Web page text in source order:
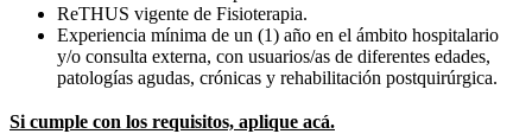
ReTHUS vigente de Fisioterapia.
Experiencia mínima de un (1) año en el ámbito hospitalario
y/o consulta externa, con usuarios/as de diferentes edades,
patologías agudas, crónicas y rehabilitación postquirúrgica.
Si cumple con los requisitos, aplique acá.